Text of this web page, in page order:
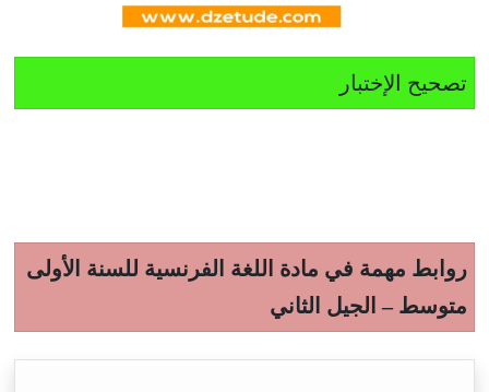
تصحيح الإختبار
روابط مهمة في مادة اللغة الفرنسية للسنة الأولى
متوسط – الجيل الثاني